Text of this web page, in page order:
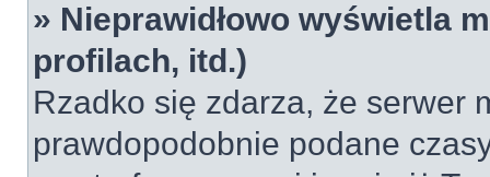
» Nieprawidłowo wyświetla
profilach, itd.)
Rzadko się zdarza, że serwer
prawdopodobnie podane